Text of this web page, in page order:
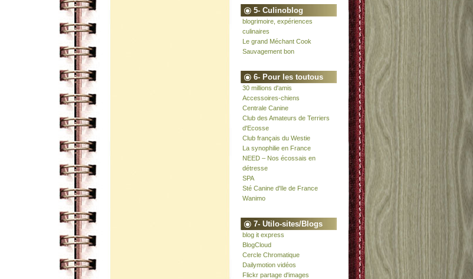
5- Culinoblog
blogrimoire, expériences
culinaires
Le grand Méchant Cook
Sauvagement bon
6- Pour les toutous
30 millions d'amis
Accessoires-chiens
Centrale Canine
Club des Amateurs de Terriers
d'Ecosse
Club français du Westie
La synophilie en France
NEED – Nos écossais en
détresse
SPA
Sté Canine d'Ile de France
Wanimo
7- Utilo-sites/Blogs
blog it express
BlogCloud
Cercle Chromatique
Dailymotion vidéos
Flickr partage d'images